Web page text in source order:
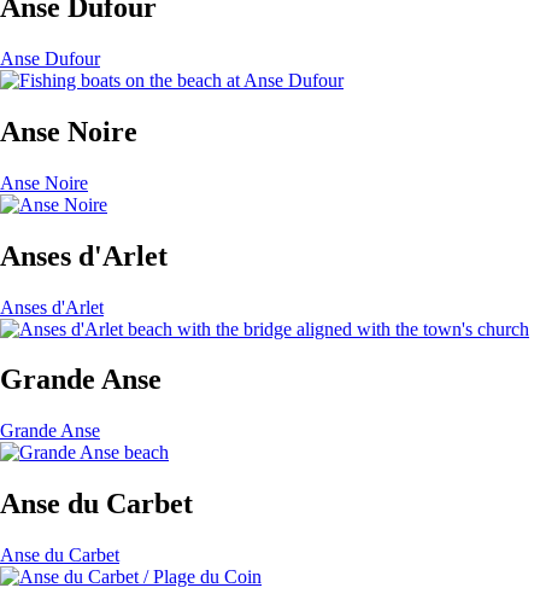
Anse Dufour
Anse Dufour
Anse Noire
Anse Noire
Anses d'Arlet
Anses d'Arlet
Grande Anse
Grande Anse
Anse du Carbet
Anse du Carbet